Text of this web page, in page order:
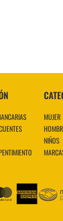
MUJER
NIÑOS